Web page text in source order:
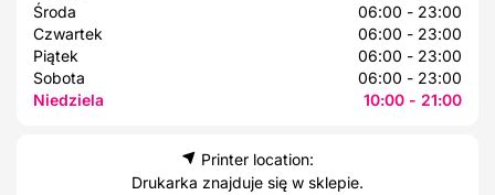
Środa
06:00 - 23:00
Czwartek
06:00 - 23:00
Piątek
06:00 - 23:00
Sobota
06:00 - 23:00
Niedziela
10:00 - 21:00
Printer location:
Drukarka znajduje się w sklepie.